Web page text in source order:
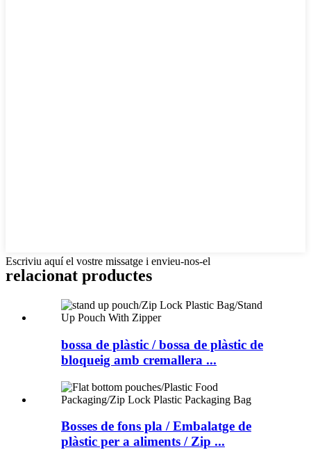
Escriviu aquí el vostre missatge i envieu-nos-el
relacionat productes
bossa de plàstic / bossa de plàstic de
bloqueig amb cremallera ...
Bosses de fons pla / Embalatge de
plàstic per a aliments / Zip ...